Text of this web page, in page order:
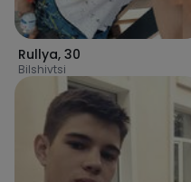
Rullya, 30
Bilshivtsi